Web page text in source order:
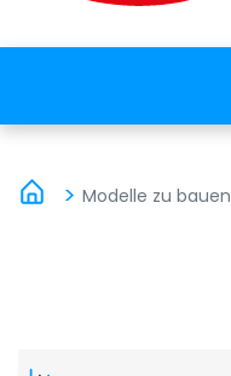
Modelle zu bauen